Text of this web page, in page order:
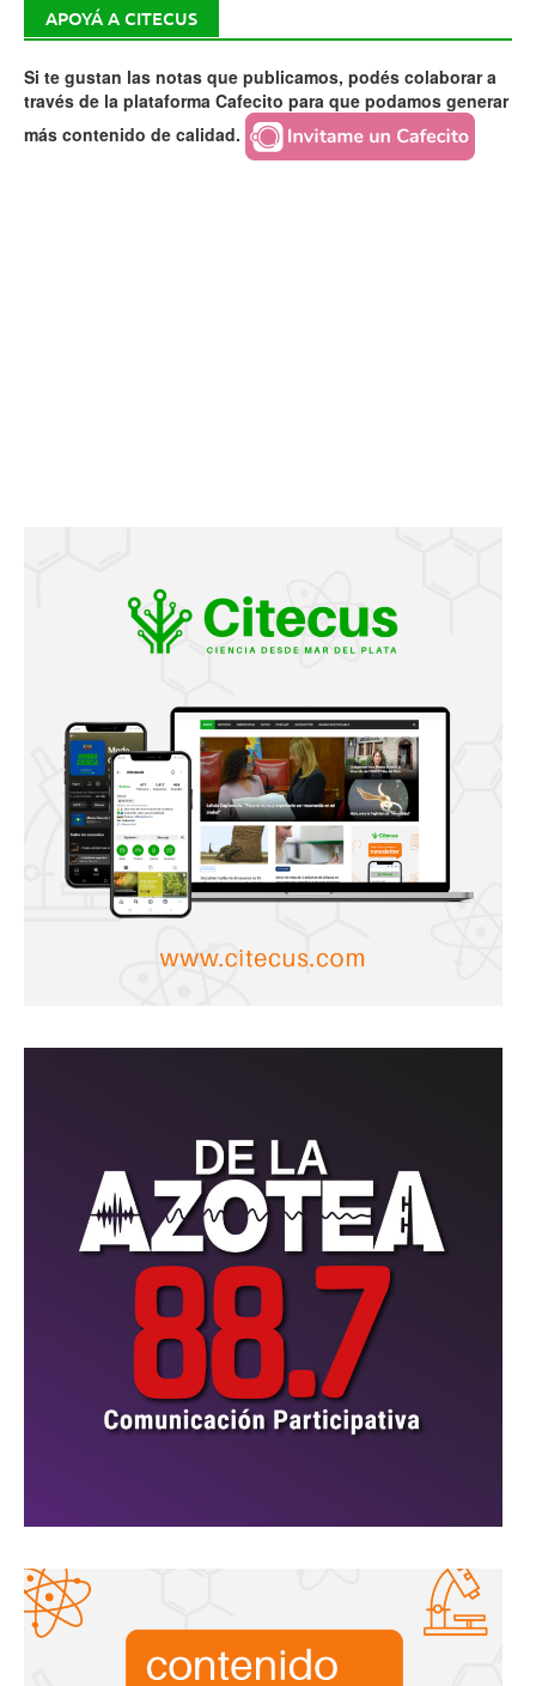
APOYÁ A CITECUS
Si te gustan las notas que publicamos, podés colaborar a
través de la plataforma Cafecito para que podamos generar
más contenido de calidad.